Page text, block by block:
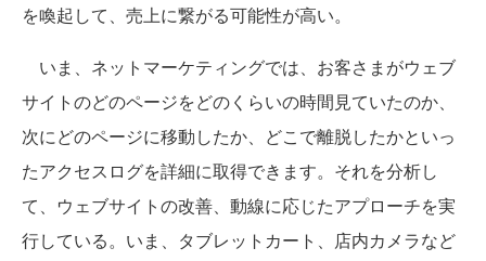
を喚起して、売上に繋がる可能性が高い。
いま、ネットマーケティングでは、お客さまがウェブ
サイトのどのページをどのくらいの時間見ていたのか、
次にどのページに移動したか、どこで離脱したかといっ
たアクセスログを詳細に取得できます。それを分析し
て、ウェブサイトの改善、動線に応じたアプローチを実
行している。いま、タブレットカート、店内カメラなど